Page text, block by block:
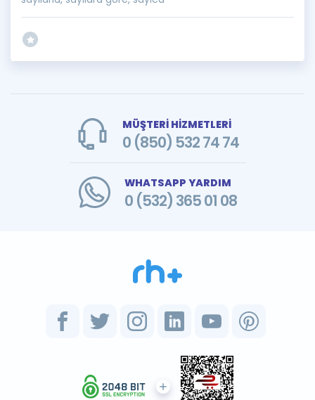
MÜŞTERİ HİZMETLERİ
0 (850) 532 74 74
WHATSAPP YARDIM
0 (532) 365 01 08